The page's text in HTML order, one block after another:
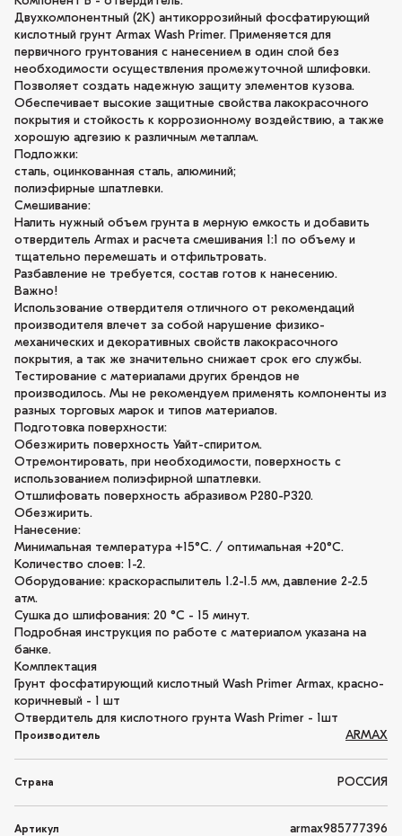
Двухкомпонентный (2К) антикоррозийный фосфатирующий
кислотный грунт Armax Wash Primer. Применяется для
первичного грунтования с нанесением в один слой без
необходимости осуществления промежуточной шлифовки.
Позволяет создать надежную защиту элементов кузова.
Обеспечивает высокие защитные свойства лакокрасочного
покрытия и стойкость к коррозионному воздействию, а также
хорошую адгезию к различным металлам.
Подложки:
сталь, оцинкованная сталь, алюминий;
полиэфирные шпатлевки.
Смешивание:
Налить нужный объем грунта в мерную емкость и добавить
отвердитель Armax и расчета смешивания 1:1 по объему и
тщательно перемешать и отфильтровать.
Разбавление не требуется, состав готов к нанесению.
Важно!
Использование отвердителя отличного от рекомендаций
производителя влечет за собой нарушение физико-
механических и декоративных свойств лакокрасочного
покрытия, а так же значительно снижает срок его службы.
Тестирование с материалами других брендов не
производилось. Мы не рекомендуем применять компоненты из
разных торговых марок и типов материалов.
Подготовка поверхности:
Обезжирить поверхность Уайт-спиритом.
Отремонтировать, при необходимости, поверхность с
использованием полиэфирной шпатлевки.
Отшлифовать поверхность абразивом P280-P320.
Обезжирить.
Нанесение:
Минимальная температура +15°С. / оптимальная +20°С.
Количество слоев: 1-2.
Оборудование: краскораспылитель 1.2-1.5 мм, давление 2-2.5
атм.
Сушка до шлифования: 20 °С - 15 минут.
Подробная инструкция по работе с материалом указана на
банке.
Комплектация
Грунт фосфатирующий кислотный Wash Primer Armax, красно-
коричневый - 1 шт
Отвердитель для кислотного грунта Wash Primer - 1шт
Производитель ARMAX
Страна РОССИЯ
Артикул armax985777396